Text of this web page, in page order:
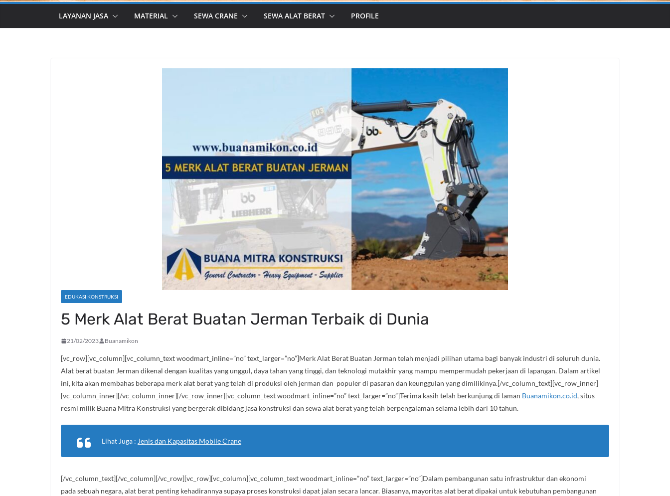
LAYANAN JASA MATERIAL SEWA CRANE SEWA ALAT BERAT PROFILE
EDUKASI KONSTRUKSI
5 Merk Alat Berat Buatan Jerman Terbaik di Dunia
21/02/2023 Buanamikon
[vc_row][vc_column][vc_column_text woodmart_inline=”no” text_larger=”no”]Merk Alat Berat Buatan Jerman telah menjadi pilihan utama bagi banyak industri di seluruh dunia.
Alat berat buatan Jerman dikenal dengan kualitas yang unggul, daya tahan yang tinggi, dan teknologi mutakhir yang mampu mempermudah pekerjaan di lapangan. Dalam artikel
ini, kita akan membahas beberapa merk alat berat yang telah di produksi oleh jerman dan populer di pasaran dan keunggulan yang dimilikinya.[/vc_column_text][vc_row_inner]
[vc_column_inner][/vc_column_inner][/vc_row_inner][vc_column_text woodmart_inline=”no” text_larger=”no”]Terima kasih telah berkunjung di laman Buanamikon.co.id, situs
resmi milik Buana Mitra Konstruksi yang bergerak dibidang jasa konstruksi dan sewa alat berat yang telah berpengalaman selama lebih dari 10 tahun.
Lihat Juga : Jenis dan Kapasitas Mobile Crane
[/vc_column_text][/vc_column][/vc_row][vc_row][vc_column][vc_column_text woodmart_inline=”no” text_larger=”no”]Dalam pembangunan satu infrastruktur dan ekonomi
pada sebuah negara, alat berat penting kehadirannya supaya proses konstruksi dapat jalan secara lancar. Biasanya, mayoritas alat berat dipakai untuk kebutuhan pembangunan